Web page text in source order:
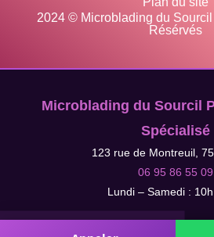
2024 © Microblading du
Résérvés
Microblading du Sourcil
Spécialisé
123 rue de Montreuil,
06 95 86 55 09
Lundi – Samedi :